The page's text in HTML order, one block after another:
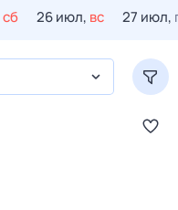
сб 26 июл, вс 27 июл,